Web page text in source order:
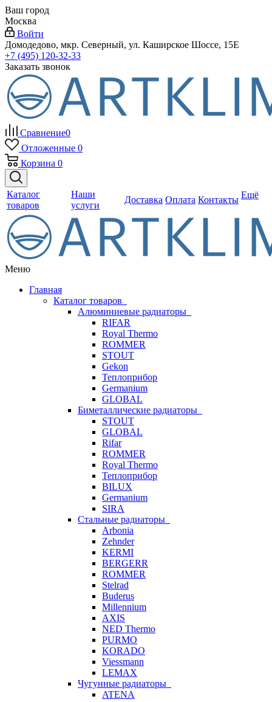
Ваш город
Москва
Войти
Домодедово, мкр. Северный, ул. Каширское Шоссе, 15Е
+7 (495) 120-32-33
Заказать звонок
Сравнение0
Отложенные 0
Корзина 0
Каталог
товаров
Наши
услуги
Доставка Оплата Контакты Ещё
Меню
Главная
Каталог товаров
Алюминиевые радиаторы
RIFAR
Royal Thermo
ROMMER
STOUT
Gekon
Теплоприбор
Germanium
GLOBAL
Биметаллические радиаторы
STOUT
GLOBAL
Rifar
ROMMER
Royal Thermo
Теплоприбор
BILUX
Germanium
SIRA
Стальные радиаторы
Arbonia
Zehnder
KERMI
BERGERR
ROMMER
Stelrad
Buderus
Millennium
AXIS
NED Thermo
PURMO
KORADO
Viessmann
LEMAX
Чугунные радиаторы
ATENA